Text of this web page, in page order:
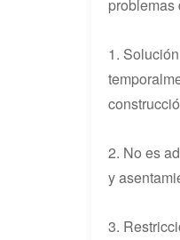
problemas
1.
2. No es
y
3.